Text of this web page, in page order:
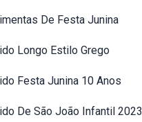
De Festa Junina
Longo Estilo Grego
Festa Junina 10 Anos
De São João Infantil 2023